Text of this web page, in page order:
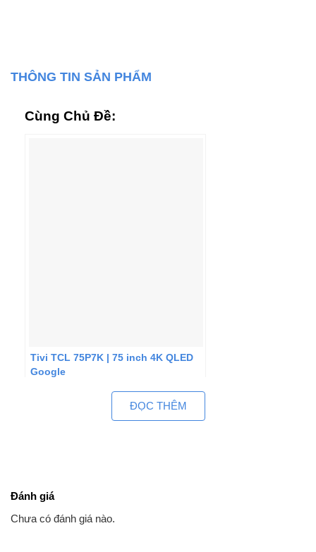
THÔNG TIN SẢN PHẨM
Cùng Chủ Đề:
Tivi TCL 75P7K | 75 inch 4K QLED
Google
ĐỌC THÊM
Đánh giá
Chưa có đánh giá nào.